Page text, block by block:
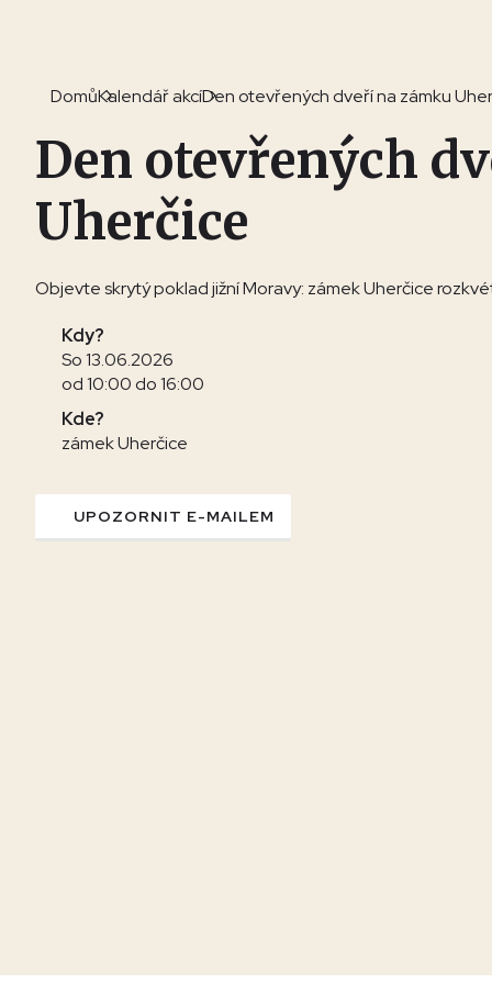
DomůKalendář akcíDen otevřených dveří na zámku
Den otevřených
Uherčice
Objevte skrytý poklad jižní Moravy: zámek Uherčice
Kdy?
So 13.06.2026
od 10:00 do 16:00
Kde?
zámek Uherčice
UPOZORNIT E-MAILEM